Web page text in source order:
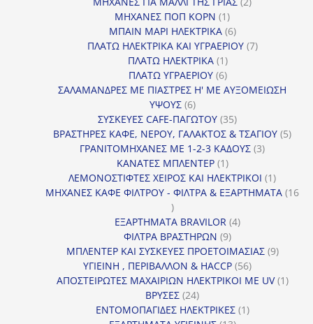
ΜΗΧΑΝΕΣ ΠΟΠ ΚΟΡΝ 11
προϊόν
ΜΠΑΙΝ ΜΑΡΙ ΗΛΕΚΤΡΙΚΑ 66
προϊόντα
ΠΛΑΤΩ ΗΛΕΚΤΡΙΚΑ ΚΑΙ ΥΓΡΑΕΡΙΟΥ 77
ΠΛΑΤΩ ΗΛΕΚΤΡΙΚΑ 11
προϊόν
ΠΛΑΤΩ ΥΓΡΑΕΡΙΟΥ 66
προϊόντα
ΣΑΛΑΜΑΝΔΡΕΣ ΜΕ ΠΙΑΣΤΡΕΣ Η' ΜΕ ΑΥΞΟΜΕΙΩΣΗ
ΥΨΟΥΣ 66
προϊόντα
ΣΥΣΚΕΥΕΣ CAFE-ΠΑΓΩΤΟΥ 3535
προϊόντα
ΒΡΑΣΤΗΡΕΣ ΚΑΦΕ, ΝΕΡΟΥ, ΓΑΛΑΚΤΟΣ & ΤΣΑΓΙΟΥ 55
ΓΡΑΝΙΤΟΜΗΧΑΝΕΣ ΜΕ 1-2-3 ΚΑΔΟΥΣ 33
ΚΑΝΑΤΕΣ ΜΠΛΕΝΤΕΡ 11
προϊόν
ΛΕΜΟΝΟΣΤΙΦΤΕΣ ΧΕΙΡΟΣ ΚΑΙ ΗΛΕΚΤΡΙΚΟΙ 11
προϊόν
ΜΗΧΑΝΕΣ ΚΑΦΕ ΦΙΛΤΡΟΥ - ΦΙΛΤΡΑ & ΕΞΑΡΤΗΜΑΤΑ 16
16
προϊόντα
ΕΞΑΡΤΗΜΑΤΑ BRAVILOR 44
ΦΙΛΤΡΑ ΒΡΑΣΤΗΡΩΝ 99
προϊόντα
ΜΠΛΕΝΤΕΡ ΚΑΙ ΣΥΣΚΕΥΕΣ ΠΡΟΕΤΟΙΜΑΣΙΑΣ 99
ΥΓΙΕΙΝΗ , ΠΕΡΙΒΑΛΛΟΝ & HACCP 5656
προϊόντα
ΑΠΟΣΤΕΙΡΩΤΕΣ ΜΑΧΑΙΡΙΩΝ ΗΛΕΚΤΡΙΚΟΙ ΜΕ UV 11
ΒΡΥΣΕΣ 2424
προϊόντα
ΕΝΤΟΜΟΠΑΓΙΔΕΣ ΗΛΕΚΤΡΙΚΕΣ 11